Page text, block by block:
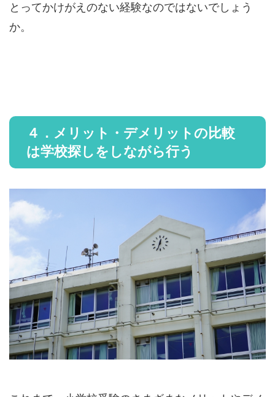
とってかけがえのない経験なのではないでしょう
か。
４．メリット・デメリットの比較
は学校探しをしながら行う